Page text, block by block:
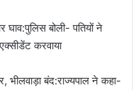
बोली- पतियों ने
करवाया
बंद:राज्यपाल ने कहा-